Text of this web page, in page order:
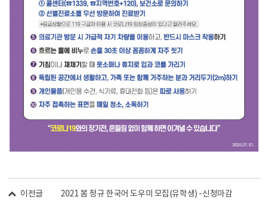
이전글 2021 봄 정규 한국어 도우미 모집(유학생) -신청마감